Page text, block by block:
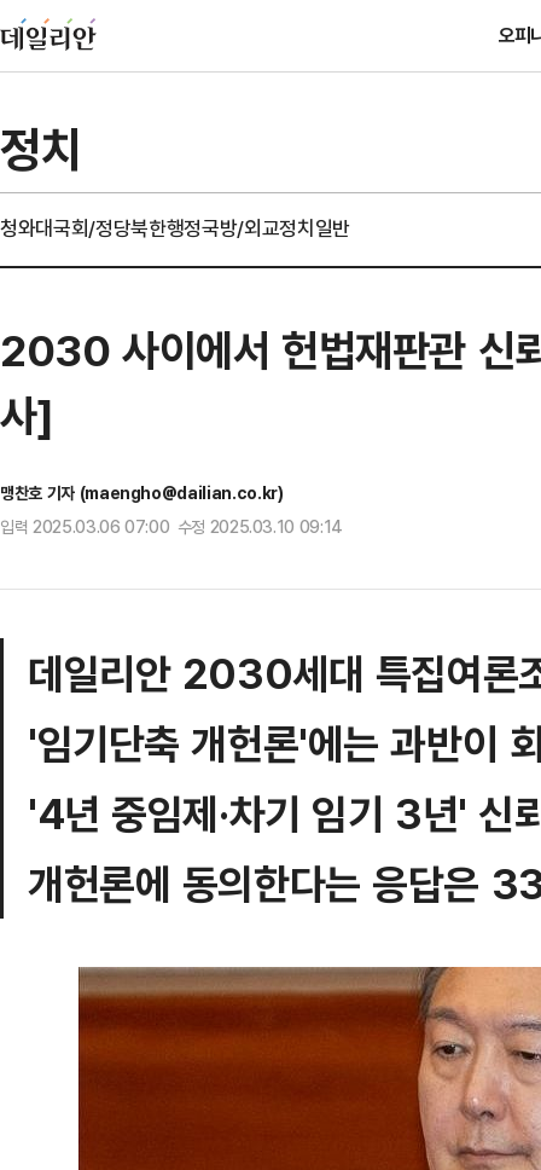
오피
정치
청와대국회/정당북한행정국방/외교정치일반
2030 사이에서 헌법재판관
사]
맹찬호 기자 (maengho@dailian.co.kr)
입력 2025.03.06 07:00 수정 2025.03.10 09:14
데일리안 2030세대 특집여론
'임기단축 개헌론'에는 과반이
'4년 중임제·차기 임기 3년' 신
개헌론에 동의한다는 응답은